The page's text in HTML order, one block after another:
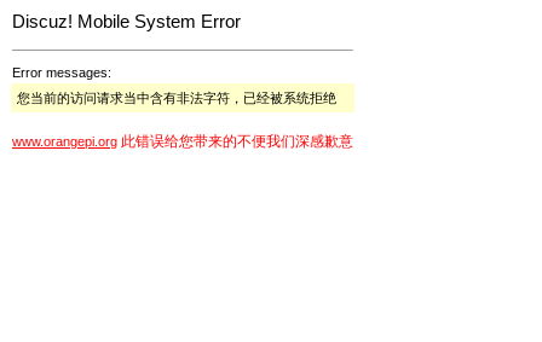
Discuz! Mobile System Error
Error messages:
您当前的访问请求当中含有非法字符，已经被系统拒绝
www.orangepi.org 此错误给您带来的不便我们深感歉意